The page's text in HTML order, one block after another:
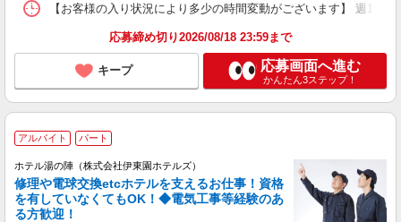
【お客様の入り状況により多少の時間変動がございます】 週1日
応募締め切り2026/08/18 23:59まで
キープ 応募画面へ進む
かんたん3ステップ！
アルバイト パート
ホテル湯の陣（株式会社伊東園ホテルズ）
修理や電球交換etcホテルを支えるお仕事！資格
を有していなくてもOK！◆電気工事等経験のあ
る方歓迎！